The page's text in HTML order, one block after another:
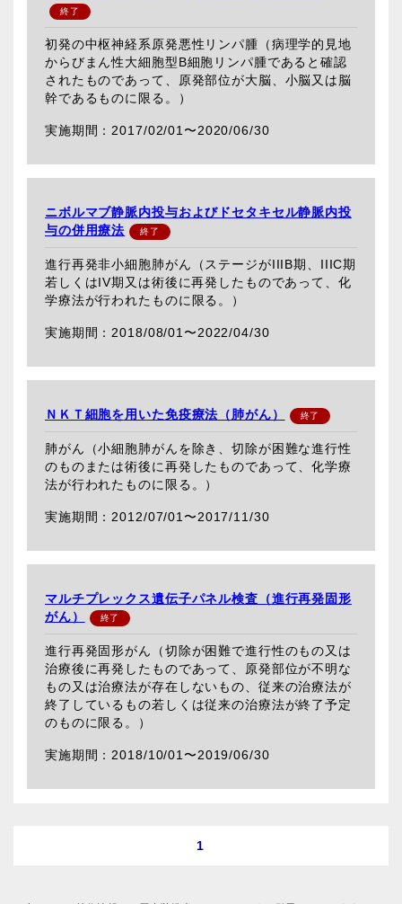
初発の中枢神経系原発悪性リンパ腫（病理学的見地
からびまん性大細胞型B細胞リンパ腫であると確認
されたものであって、原発部位が大脳、小脳又は脳
幹であるものに限る。）
2017/02/01〜2020/06/30
ニボルマブ静脈内投与およびドセタキセル静脈内投
与の併用療法
進行再発非小細胞肺がん（ステージがIIIB期、IIIC期
若しくはIV期又は術後に再発したものであって、化
学療法が行われたものに限る。）
2018/08/01〜2022/04/30
ＮＫＴ細胞を用いた免疫療法（肺がん）
肺がん（小細胞肺がんを除き、切除が困難な進行性
のものまたは術後に再発したものであって、化学療
法が行われたものに限る。）
2012/07/01〜2017/11/30
マルチプレックス遺伝子パネル検査（進行再発固形
がん）
進行再発固形がん（切除が困難で進行性のもの又は
治療後に再発したものであって、原発部位が不明な
もの又は治療法が存在しないもの、従来の治療法が
終了しているもの若しくは従来の治療法が終了予定
のものに限る。）
2018/10/01〜2019/06/30
1